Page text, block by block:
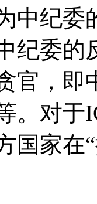
中纪委
纪委的
官，即
。对于
国家在